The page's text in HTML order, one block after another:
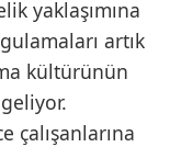
yaklaşımına
artık
kültürünün
çalışanlarına